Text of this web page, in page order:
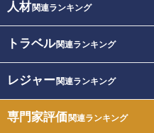
人材関連ランキング
トラベル関連ランキング
レジャー関連ランキング
専門家評価関連ランキング